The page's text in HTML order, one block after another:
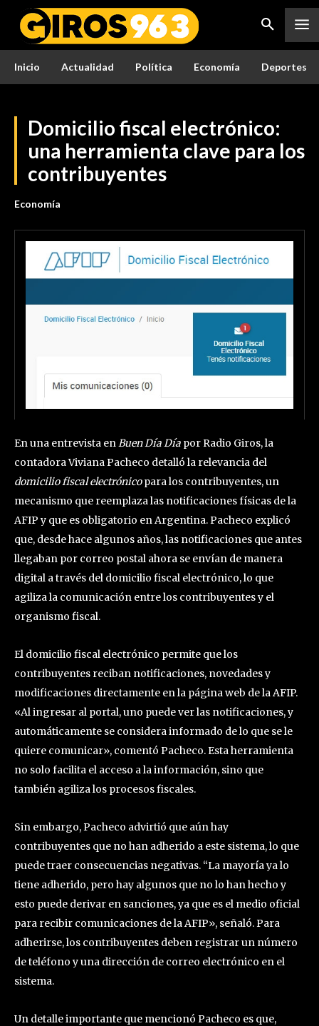
Inicio Actualidad Política Economía Deportes
Domicilio fiscal electrónico:
una herramienta clave para los
contribuyentes
Economía
En una entrevista enBuen Día Día por Radio Giros, la
contadora Viviana Pacheco detalló la relevancia del
domicilio fiscal electrónicopara los contribuyentes, un
mecanismo que reemplaza las notificaciones físicas de la
AFIP y que es obligatorio en Argentina. Pacheco explicó
que, desde hace algunos años, las notificaciones que antes
llegaban por correo postal ahora se envían de manera
digital a través del domicilio fiscal electrónico, lo que
agiliza la comunicación entre los contribuyentes y el
organismo fiscal.
El domicilio fiscal electrónico permite que los
contribuyentes reciban notificaciones, novedades y
modificaciones directamente en la página web de la AFIP.
«Al ingresar al portal, uno puede ver las notificaciones, y
automáticamente se considera informado de lo que se le
quiere comunicar», comentó Pacheco. Esta herramienta
no solo facilita el acceso a la información, sino que
también agiliza los procesos fiscales.
Sin embargo, Pacheco advirtió que aún hay
contribuyentes que no han adherido a este sistema, lo que
puede traer consecuencias negativas. “La mayoría ya lo
tiene adherido, pero hay algunos que no lo han hecho y
esto puede derivar en sanciones, ya que es el medio oficial
para recibir comunicaciones de la AFIP», señaló. Para
adherirse, los contribuyentes deben registrar un número
de teléfono y una dirección de correo electrónico en el
sistema.
Un detalle importante que mencionó Pacheco es que,